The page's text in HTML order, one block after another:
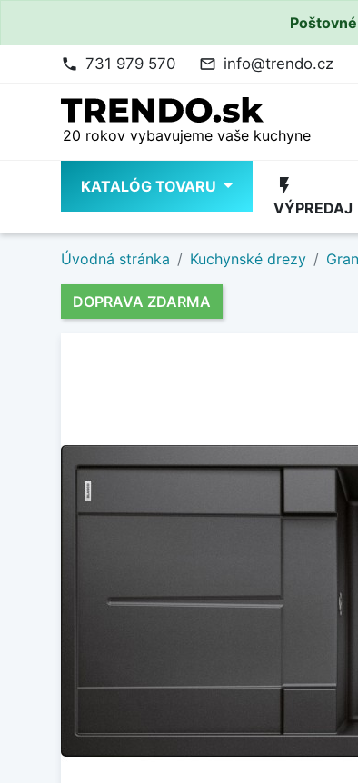
phone 731 979 570 mail_outline info@trendo.cz
20 rokov vybavujeme vaše kuchyne
KATALÓG TOVARU flash_on
VÝPREDAJ
Úvodná stránka Kuchynské drezy
DOPRAVA ZDARMA